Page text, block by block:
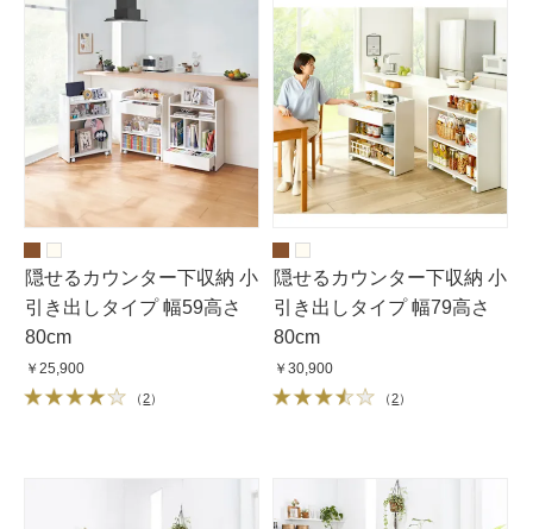
隠せるカウンター下収納 小
引き出しタイプ 幅59高さ
80cm
￥25,900
（2）
隠せるカウンター下収納 小
引き出しタイプ 幅79高さ
80cm
￥30,900
（2）